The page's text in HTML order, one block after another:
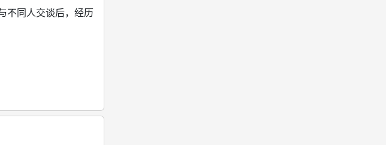
不同人交谈后，经历